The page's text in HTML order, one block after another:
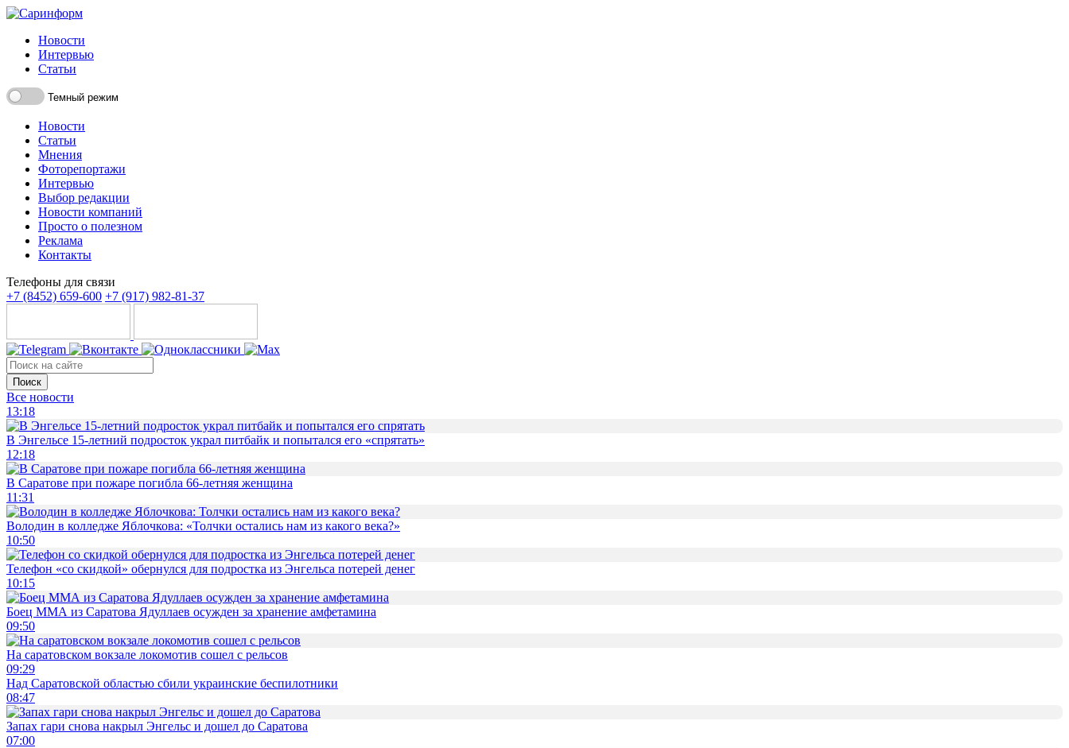
Новости
Интервью
Статьи
Темный режим
Новости
Статьи
Мнения
Фоторепортажи
Интервью
Выбор редакции
Новости компаний
Просто о полезном
Реклама
Контакты
Телефоны для связи
+7 (8452) 659-600 +7 (917) 982-81-37
Поиск
Все новости
13:18
В Энгельсе 15-летний подросток украл питбайк и попытался его «спрятать»
12:18
В Саратове при пожаре погибла 66-летняя женщина
11:31
Володин в колледже Яблочкова: «Толчки остались нам из какого века?»
10:50
Телефон «со скидкой» обернулся для подростка из Энгельса потерей денег
10:15
Боец ММА из Саратова Ядуллаев осужден за хранение амфетамина
09:50
На саратовском вокзале локомотив сошел с рельсов
09:29
Над Саратовской областью сбили украинские беспилотники
08:47
Запах гари снова накрыл Энгельс и дошел до Саратова
07:00